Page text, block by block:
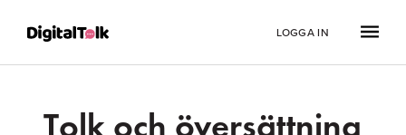
LOGGA IN
Tolk och översättning